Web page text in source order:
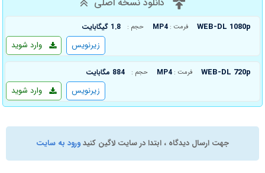
WEB-DL 1080p فرمت : MP4 حجم : 1.8 گیگابایت
وارد شوید زیرنویس
WEB-DL 720p فرمت : MP4 حجم : 884 مگابایت
وارد شوید زیرنویس
جهت ارسال دیدگاه ، ابتدا در سایت لاگین کنیدورود به سایت